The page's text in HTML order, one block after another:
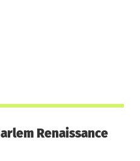
Renaissance